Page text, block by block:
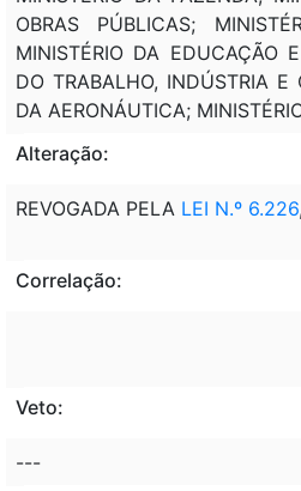
OBRAS PÚBLICAS;
MINISTÉRIO DA EDUCAÇÃO
DO TRABALHO, INDÚSTRIA E
DA AERONÁUTICA;
Alteração:
REVOGADA PELA LEI N.º 6.226
Correlação:
Veto:
---